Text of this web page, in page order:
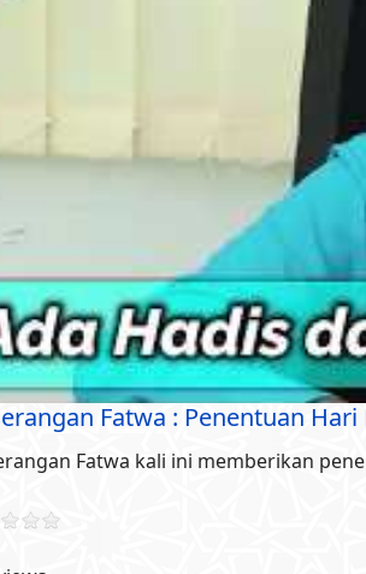
Fatwa : Penentuan
Fatwa kali ini memberikan